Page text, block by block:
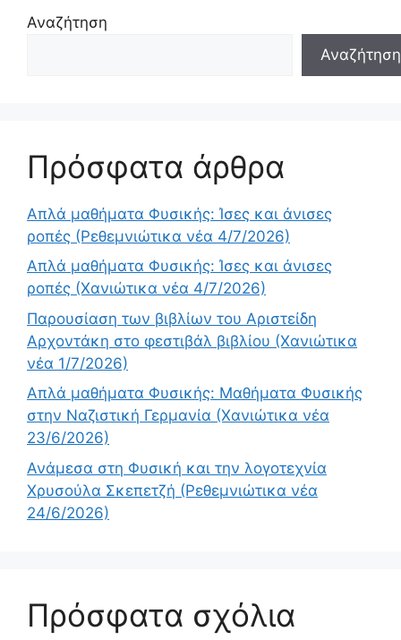
Αναζήτηση
Αναζήτηση
Πρόσφατα άρθρα
Απλά μαθήματα Φυσικής: Ίσες και άνισες
ροπές (Ρεθεμνιώτικα νέα 4/7/2026)
Απλά μαθήματα Φυσικής: Ίσες και άνισες
ροπές (Χανιώτικα νέα 4/7/2026)
Παρουσίαση των βιβλίων του Αριστείδη
Αρχοντάκη στο φεστιβάλ βιβλίου (Χανιώτικα
νέα 1/7/2026)
Απλά μαθήματα Φυσικής: Μαθήματα Φυσικής
στην Ναζιστική Γερμανία (Χανιώτικα νέα
23/6/2026)
Ανάμεσα στη Φυσική και την λογοτεχνία
Χρυσούλα Σκεπετζή (Ρεθεμνιώτικα νέα
24/6/2026)
Πρόσφατα σχόλια